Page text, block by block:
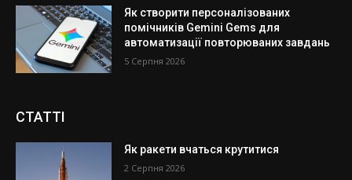
Як створити персоналізованих
помічників Gemini Gems для
автоматизації повторюваних завдань
5 Серпня 2026
СТАТТІ
Як ракети вчаться крутитися
2 Серпня 2026